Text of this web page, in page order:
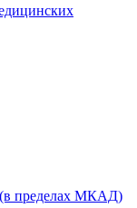
(в пределах МКАД)